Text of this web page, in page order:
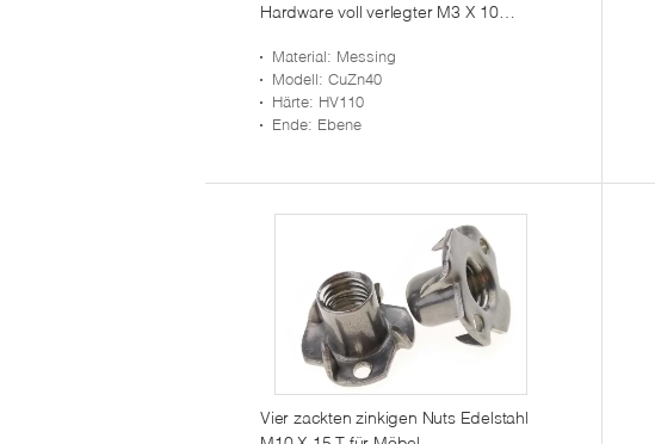
Hardware voll verlegter M3 X 10
für Elektronik
Material: Messing
Modell: CuZn40
Härte: HV110
Ende: Ebene
Vier zackten zinkigen Nuts Edelstahl